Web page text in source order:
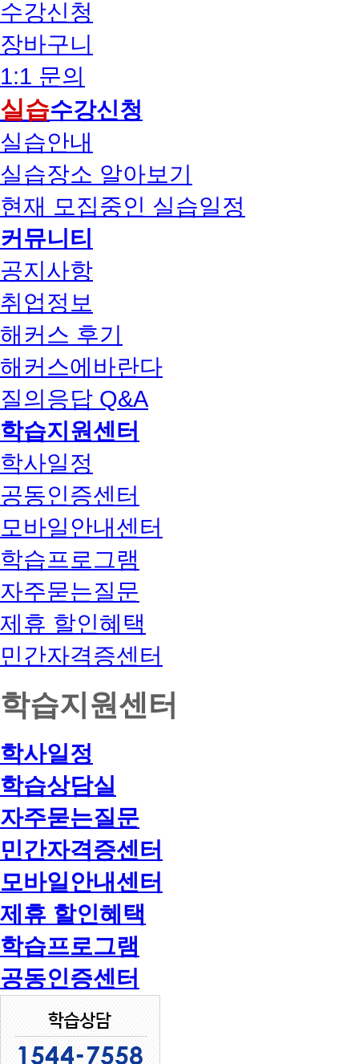
수강신청
장바구니
1:1 문의
실습수강신청
실습안내
실습장소 알아보기
현재 모집중인 실습일정
커뮤니티
공지사항
취업정보
해커스 후기
해커스에바란다
질의응답 Q&A
학습지원센터
학사일정
공동인증센터
모바일안내센터
학습프로그램
자주묻는질문
제휴 할인혜택
민간자격증센터
학습지원센터
학사일정
학습상담실
자주묻는질문
민간자격증센터
모바일안내센터
제휴 할인혜택
학습프로그램
공동인증센터